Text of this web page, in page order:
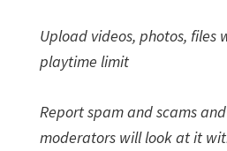
Upload videos, photos, files
playtime limit
Report spam and scams
moderators will look at it